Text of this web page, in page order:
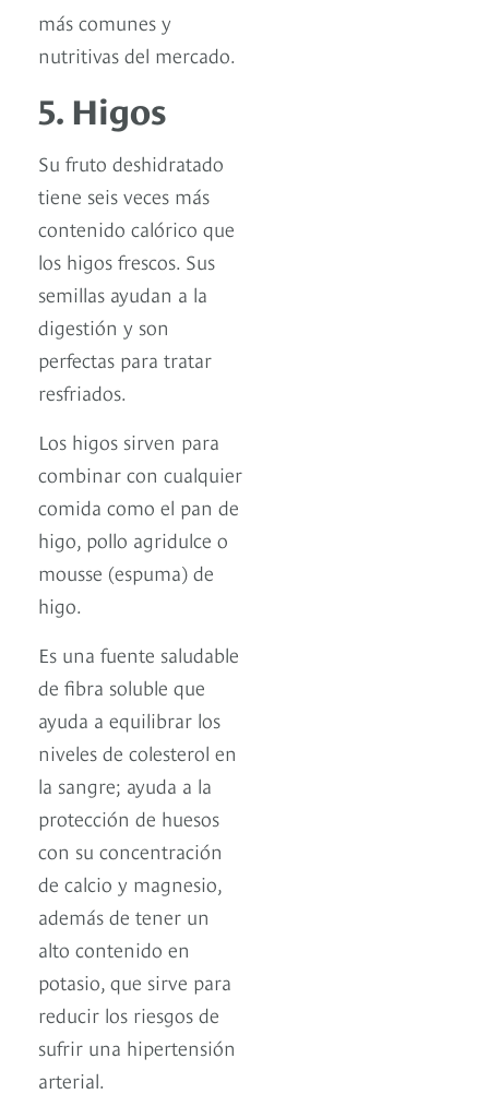
más comunes y
nutritivas del mercado.
5. Higos
Su fruto deshidratado
tiene seis veces más
contenido calórico que
los higos frescos. Sus
semillas ayudan a la
digestión y son
perfectas para tratar
resfriados.
Los higos sirven para
combinar con cualquier
comida como el pan de
higo, pollo agridulce o
mousse (espuma) de
higo.
Es una fuente saludable
de fibra soluble que
ayuda a equilibrar los
niveles de colesterol en
la sangre; ayuda a la
protección de huesos
con su concentración
de calcio y magnesio,
además de tener un
alto contenido en
potasio, que sirve para
reducir los riesgos de
sufrir una hipertensión
arterial.